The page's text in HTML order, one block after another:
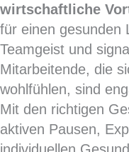
wirtschaftliche
für einen gesunden
Teamgeist und
Mitarbeitende, die
wohlfühlen, sind
Mit den richtigen
aktiven Pausen,